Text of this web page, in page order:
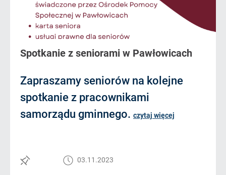
Spotkanie z seniorami w Pawłowicach
Zapraszamy seniorów na kolejne
spotkanie z pracownikami
samorządu gminnego. czytaj więcej
03.11.2023